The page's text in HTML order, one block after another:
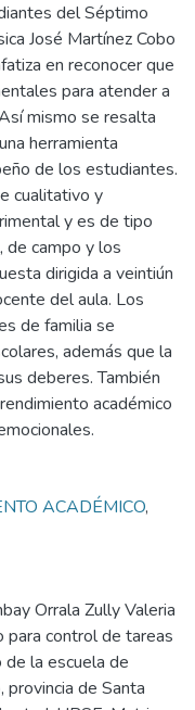
del Séptimo
José Martínez Cobo
en reconocer que
para atender a
mismo se resalta
herramienta
de los estudiantes.
cualitativo y
y es de tipo
de campo y los
dirigida a veintiún
del aula. Los
de familia se
además que la
deberes. También
académico
ACADÉMICO,
Orrala Zully Valeria
control de tareas
la escuela de
provincia de Santa